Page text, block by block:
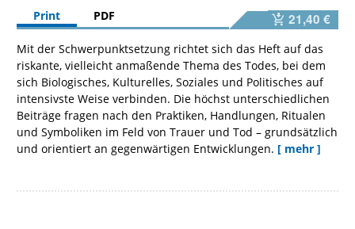
Print
PDF 21,40 €
Mit der Schwerpunktsetzung richtet sich das Heft auf das
riskante, vielleicht anmaßende Thema des Todes, bei dem
sich Biologisches, Kulturelles, Soziales und Politisches auf
intensivste Weise verbinden. Die höchst unterschiedlichen
Beiträge fragen nach den Praktiken, Handlungen, Ritualen
und Symboliken im Feld von Trauer und Tod – grundsätzlich
und orientiert an gegenwärtigen Entwicklungen. [ mehr ]